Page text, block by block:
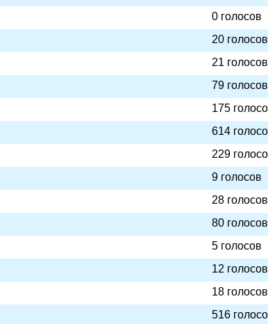
0 голосов
20 голосов
21 голосов
79 голосов
175
614
229
9 голосов
28 голосов
80 голосов
5 голосов
12 голосов
18 голосов
516